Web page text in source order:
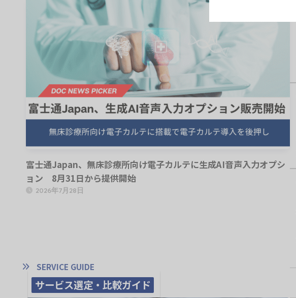
富士通Japan、無床診療所向け電子カルテに生成AI音声入力オプシ
ョン 8月31日から提供開始
2026年7月28日
SERVICE GUIDE
サービス選定・比較ガイド